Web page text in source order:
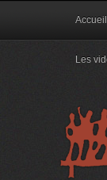
Accueil
Les